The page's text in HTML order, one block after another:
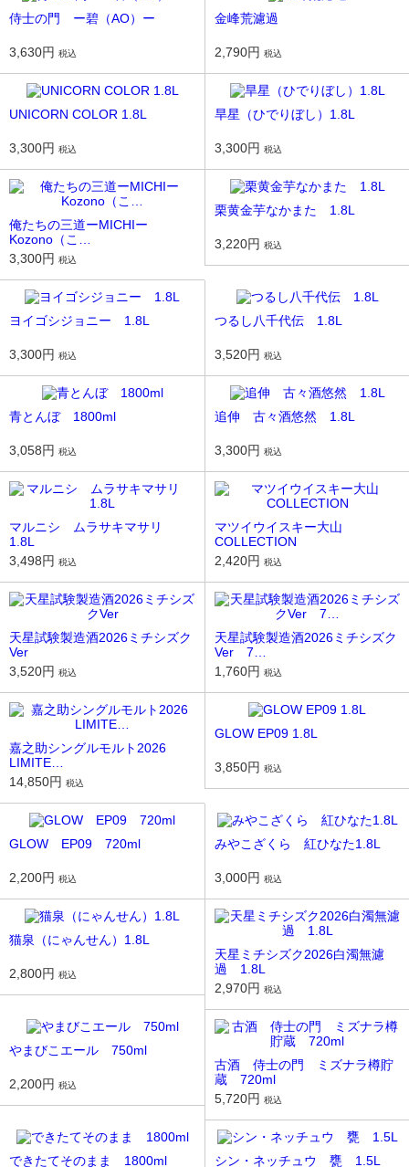
侍士の門 ー碧（AO）ー
3,630円 税込
金峰荒濾過
2,790円 税込
UNICORN COLOR 1.8L
3,300円 税込
旱星（ひでりぼし）1.8L
3,300円 税込
俺たちの三道ーMICHIー
Kozono（こ…
3,300円 税込
栗黄金芋なかまた 1.8L
3,220円 税込
ヨイゴシジョニー 1.8L
3,300円 税込
つるし八千代伝 1.8L
3,520円 税込
青とんぼ 1800ml
3,058円 税込
追伸 古々酒悠然 1.8L
3,300円 税込
マルニシ ムラサキマサリ
1.8L
3,498円 税込
マツイウイスキー大山
COLLECTION
2,420円 税込
天星試験製造酒2026ミチシズク
Ver
3,520円 税込
天星試験製造酒2026ミチシズク
Ver 7…
1,760円 税込
嘉之助シングルモルト2026
LIMITE…
14,850円 税込
GLOW EP09 1.8L
3,850円 税込
GLOW EP09 720ml
2,200円 税込
みやこざくら 紅ひなた1.8L
3,000円 税込
猫泉（にゃんせん）1.8L
2,800円 税込
天星ミチシズク2026白濁無濾
過 1.8L
2,970円 税込
やまびこエール 750ml
2,200円 税込
古酒 侍士の門 ミズナラ樽貯
蔵 720ml
5,720円 税込
できたてそのまま 1800ml シン・ネッチュウ 甕 1.5L